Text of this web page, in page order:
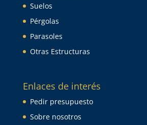
Suelos
Pérgolas
Parasoles
Otras Estructuras
Enlaces de interés
Pedir presupuesto
Sobre nosotros